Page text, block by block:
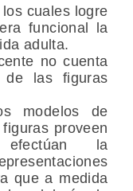
cuales logre
funcional la
adulta.
no cuenta
las figuras
modelos de
proveen
la
que a medida